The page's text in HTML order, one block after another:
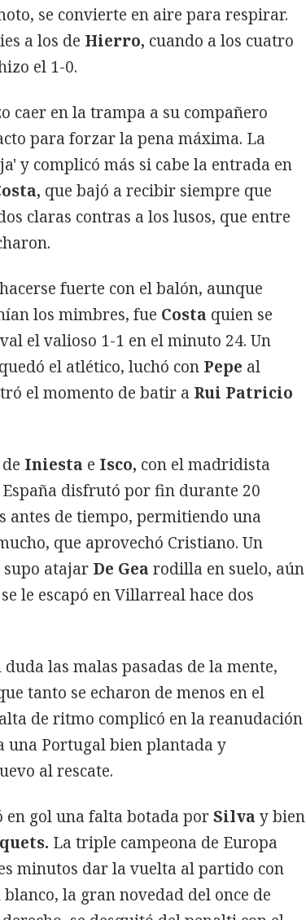
se convierte en aire para respirar.
a los de Hierro, cuando a los cuatro
el 1-0.
caer en la trampa a su compañero
para forzar la pena máxima. La
y complicó más si cabe la entrada en
que bajó a recibir siempre que
claras contras a los lusos, que entre
fuerte con el balón, aunque
los mimbres, fue Costa quien se
el valioso 1-1 en el minuto 24. Un
el atlético, luchó con Pepe al
el momento de batir a Rui Patricio
Iniesta e Isco, con el madridista
disfrutó por fin durante 20
antes de tiempo, permitiendo una
que aprovechó Cristiano. Un
atajar De Gea rodilla en suelo, aún
le escapó en Villarreal hace dos
las malas pasadas de la mente,
tanto se echaron de menos en el
de ritmo complicó en la reanudación
una Portugal bien plantada y
al rescate.
gol una falta botada porSilva y bien
La triple campeona de Europa
minutos dar la vuelta al partido con
la gran novedad del once de